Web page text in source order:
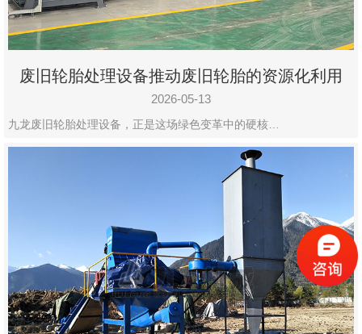
废旧轮胎处理设备推动废旧轮胎的资源化利用
2026-05-13
九龙废旧轮胎处理设备，正是这场绿色变革中的硬核…